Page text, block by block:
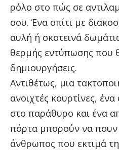
ρόλο στο πώς σε
σου. Ένα σπίτι με
αυλή ή σκοτεινά
θερμής εντύπωσης που
δημιουργήσεις.
Αντιθέτως, μια
ανοιχτές κουρτίνες,
στο παράθυρο και ένα
πόρτα μπορούν να πουν
άνθρωπος που εκτιμά